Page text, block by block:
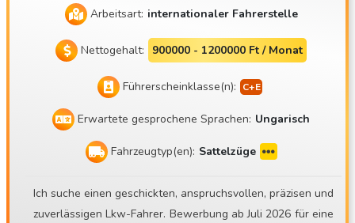
Arbeitsart: internationaler Fahrerstelle
Nettogehalt: 900000 - 1200000 Ft / Monat
Führerscheinklasse(n):
Erwartete gesprochene Sprachen: Ungarisch
Fahrzeugtyp(en): Sattelzüge
Ich suche einen geschickten, anspruchsvollen, präzisen und
zuverlässigen Lkw-Fahrer. Bewerbung ab Juli 2026 für eine